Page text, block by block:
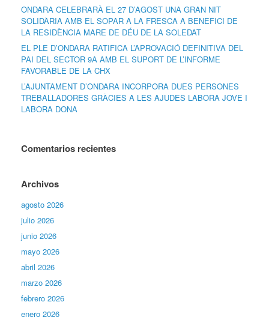
ONDARA CELEBRARÀ EL 27 D’AGOST UNA GRAN NIT
SOLIDÀRIA AMB EL SOPAR A LA FRESCA A BENEFICI DE
LA RESIDÈNCIA MARE DE DÉU DE LA SOLEDAT
EL PLE D’ONDARA RATIFICA L’APROVACIÓ DEFINITIVA DEL
PAI DEL SECTOR 9A AMB EL SUPORT DE L’INFORME
FAVORABLE DE LA CHX
L’AJUNTAMENT D’ONDARA INCORPORA DUES PERSONES
TREBALLADORES GRÀCIES A LES AJUDES LABORA JOVE I
LABORA DONA
Comentarios recientes
Archivos
agosto 2026
julio 2026
junio 2026
mayo 2026
abril 2026
marzo 2026
febrero 2026
enero 2026